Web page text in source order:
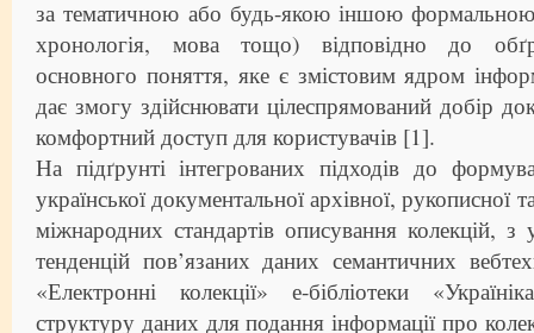
за тематичною або будь-якою іншою
хронологія, мова тощо) відповідно до
основного поняття, яке є змістовим ядром
дає змогу здійснювати цілеспрямований добір
комфортний доступ для користувачів [1].
На підґрунті інтегрованих підходів до
української документальної архівної,
міжнародних стандартів описування колекцій, з
тенденцій пов’язаних даних семантичних
«Електронні колекції» е-бібліотеки
структуру даних для подання інформації про